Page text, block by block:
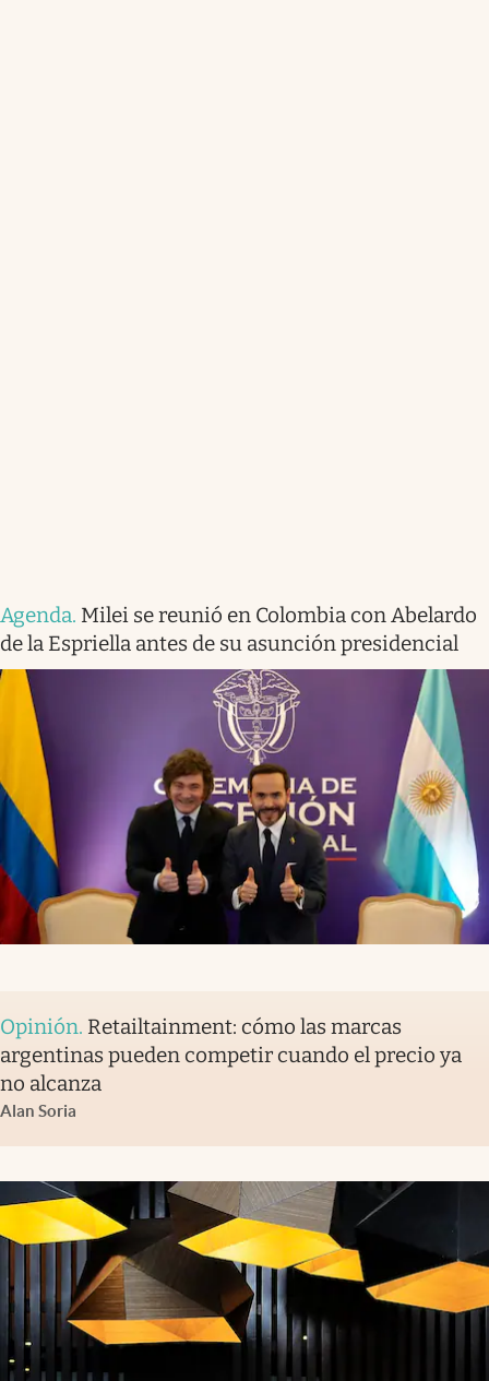
Agenda. Milei se reunió en Colombia con Abelardo
de la Espriella antes de su asunción presidencial
Opinión. Retailtainment: cómo las marcas
argentinas pueden competir cuando el precio ya
no alcanza
Alan Soria